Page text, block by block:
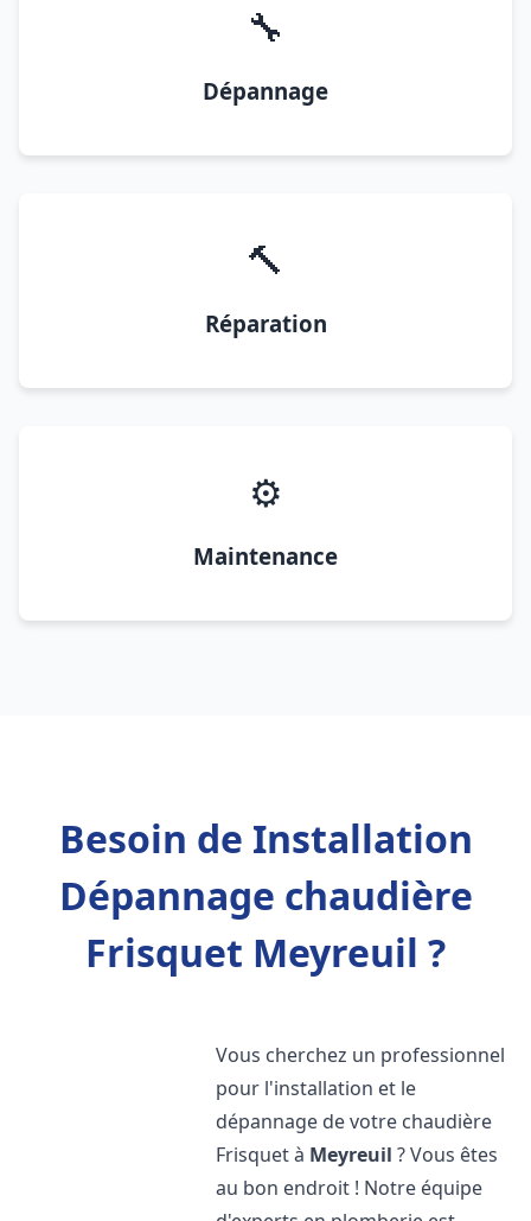
🔧
Dépannage
🔨
Réparation
⚙️
Maintenance
Besoin de Installation
Dépannage chaudière
Frisquet Meyreuil ?
Vous cherchez un professionnel
pour l'installation et le
dépannage de votre chaudière
Frisquet à Meyreuil ? Vous êtes
au bon endroit ! Notre équipe